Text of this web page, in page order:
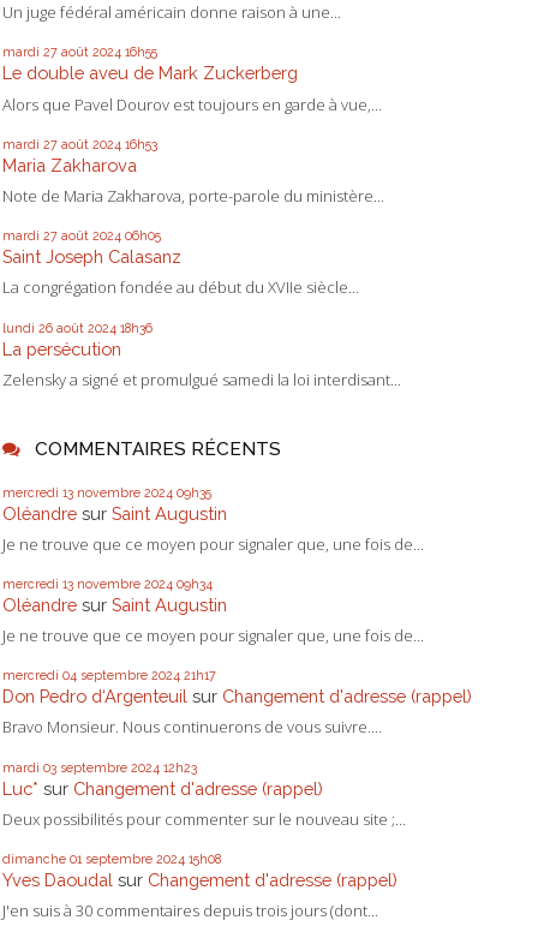
Un juge fédéral américain donne raison à une...
mardi 27 août 2024 16h55
Le double aveu de Mark Zuckerberg
Alors que Pavel Dourov est toujours en garde à vue,...
mardi 27 août 2024 16h53
Maria Zakharova
Note de Maria Zakharova, porte-parole du ministère...
mardi 27 août 2024 06h05
Saint Joseph Calasanz
La congrégation fondée au début du XVIIe siècle...
lundi 26 août 2024 18h36
La persécution
Zelensky a signé et promulgué samedi la loi interdisant...
COMMENTAIRES RÉCENTS
mercredi 13 novembre 2024 09h35
Oléandre sur Saint Augustin
Je ne trouve que ce moyen pour signaler que, une fois de...
mercredi 13 novembre 2024 09h34
Oléandre sur Saint Augustin
Je ne trouve que ce moyen pour signaler que, une fois de...
mercredi 04 septembre 2024 21h17
Don Pedro d‘Argenteuil sur Changement d'adresse (rappel)
Bravo Monsieur. Nous continuerons de vous suivre....
mardi 03 septembre 2024 12h23
Luc* sur Changement d'adresse (rappel)
Deux possibilités pour commenter sur le nouveau site ;...
dimanche 01 septembre 2024 15h08
Yves Daoudal sur Changement d'adresse (rappel)
J'en suis à 30 commentaires depuis trois jours (dont...